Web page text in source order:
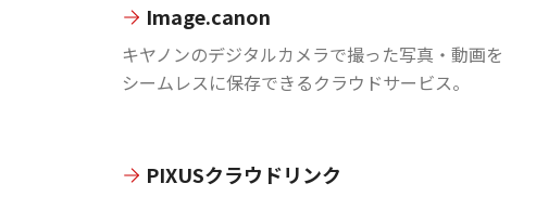
Image.canon
キヤノンのデジタルカメラで撮った写真・動画を
シームレスに保存できるクラウドサービス。
PIXUSクラウドリンク